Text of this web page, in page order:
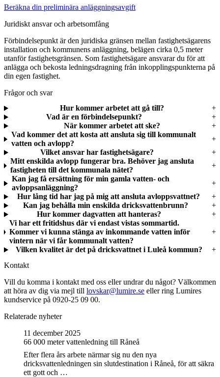
Beräkna din preliminära anläggningsavgift
Juridiskt ansvar och arbetsomfång
Förbindelsepunkt är den juridiska gränsen mellan fastighetsägarens
installation och kommunens anläggning, belägen cirka 0,5 meter
utanför fastighetsgränsen. Som fastighetsägare ansvarar du för att
anlägga och bekosta ledningsdragning från inkopplingspunkterna på
din egen fastighet.
Frågor och svar
Hur kommer arbetet att gå till?
Vad är en förbindelsepunkt?
När kommer arbetet att ske?
Vad kommer det att kosta att ansluta sig till kommunalt
vatten och avlopp?
Vilket ansvar har fastighetsägare?
Mitt enskilda avlopp fungerar bra. Behöver jag ansluta
fastigheten till det kommunala nätet?
Kan jag få ersättning för min gamla vatten- och
avloppsanläggning?
Hur lång tid har jag på mig att ansluta avloppsvattnet?
Kan jag behålla min enskilda dricksvattenbrunn?
Hur kommer dagvatten att hanteras?
Vi har ett fritidshus där vi endast vistas sommartid.
Kommer vi kunna stänga av inkommande vatten inför
vintern när vi får kommunalt vatten?
Vilken kvalitet är det på dricksvattnet i Luleå kommun?
Kontakt
Vill du komma i kontakt med oss eller undrar du något? Välkommen
att höra av dig via mejl till lovskar@lumire.se eller ring Lumires
kundservice på 0920-25 09 00.
Relaterade nyheter
66 000 meter vattenledning till Råneå
11 december 2025
Efter flera års arbete närmar sig nu den nya
dricksvattenledningen sin slutdestination i Råneå, för att säkra
ett gott och …